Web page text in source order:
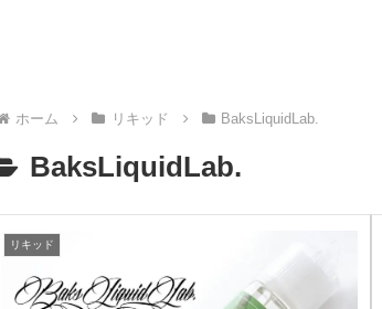
ホーム リキッド BaksLiquidLab.
BaksLiquidLab.
リキッド